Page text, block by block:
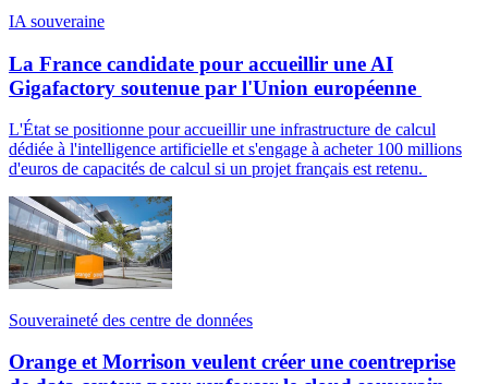
IA souveraine
La France candidate pour accueillir une AI
Gigafactory soutenue par l'Union européenne
L'État se positionne pour accueillir une infrastructure de calcul
dédiée à l'intelligence artificielle et s'engage à acheter 100 millions
d'euros de capacités de calcul si un projet français est retenu.
Souveraineté des centre de données
Orange et Morrison veulent créer une coentreprise